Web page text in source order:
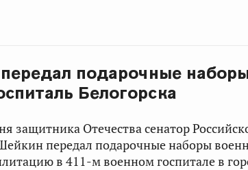
подарочные
Белогорска
защитника Отечества сенатор
передал подарочные наборы
в 411-м военном госпитале в